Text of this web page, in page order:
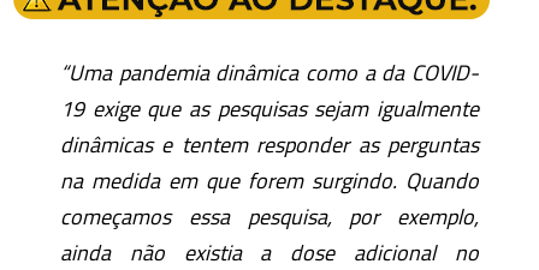
“Uma pandemia dinâmica como a da COVID-
19 exige que as pesquisas sejam igualmente
dinâmicas e tentem responder as perguntas
na medida em que forem surgindo. Quando
começamos essa pesquisa, por exemplo,
ainda não existia a dose adicional no